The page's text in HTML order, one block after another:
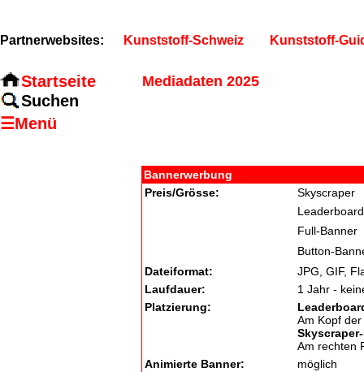
Mediadaten 2025
Bannerwerbung
Preis/Grösse:
Skyscraper
Full-Banner
Button-
Dateiformat:
JPG, GIF,
Laufdauer:
1 Jahr -
Platzierung:
Am Kopf
Am rechten
Animierte Banner:
möglich
Startseite
Suchen
☰Menü
Partnerwebsites: Kunststoff-Schweiz Kunststoff-